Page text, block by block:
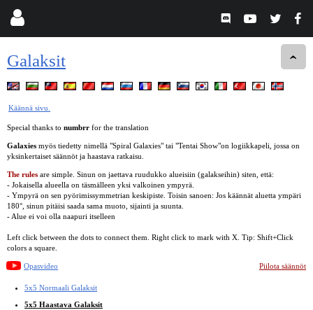
Galaksit
Käännä sivu.
Special thanks to numbrr for the translation
Galaxies myös tiedetty nimellä "Spiral Galaxies" tai "Tentai Show"on logiikkapeli, jossa on
yksinkertaiset säännöt ja haastava ratkaisu.
The rules are simple. Sinun on jaettava ruudukko alueisiin (galakseihin) siten, että:
- Jokaisella alueella on täsmälleen yksi valkoinen ympyrä.
- Ympyrä on sen pyörimissymmetrian keskipiste. Toisin sanoen: Jos käännät aluetta ympäri
180°, sinun pitäisi saada sama muoto, sijainti ja suunta.
- Alue ei voi olla naapuri itselleen
Left click between the dots to connect them. Right click to mark with X. Tip: Shift+Click
colors a square.
Opasvideo Piilota säännöt
5x5 Normaali Galaksit
5x5 Haastava Galaksit